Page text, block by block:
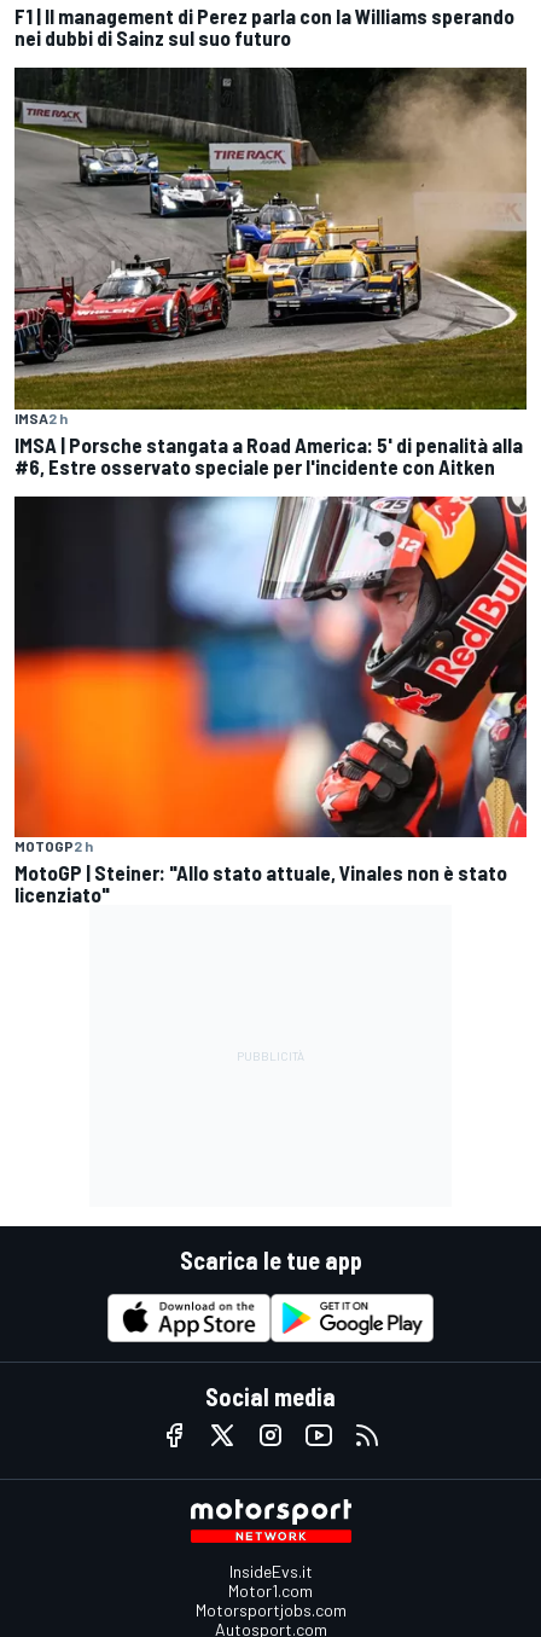
F1 | Il management di Perez parla con la Williams sperando
nei dubbi di Sainz sul suo futuro
IMSA2 h
IMSA | Porsche stangata a Road America: 5' di penalità alla
#6, Estre osservato speciale per l'incidente con Aitken
MOTOGP2 h
MotoGP | Steiner: "Allo stato attuale, Vinales non è stato
licenziato"
Scarica le tue app
Social media
InsideEvs.it
Motor1.com
Motorsportjobs.com
Autosport.com